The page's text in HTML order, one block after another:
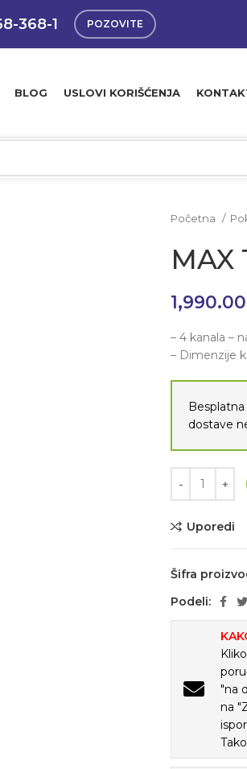
368-1 POZOVITE
BLOG USLOVI KORIŠĆENJA
Početna
1,990.00
– 4 kanala –
– Dimenzije
dostave
Uporedi
Šifra
Podeli:
"na
na